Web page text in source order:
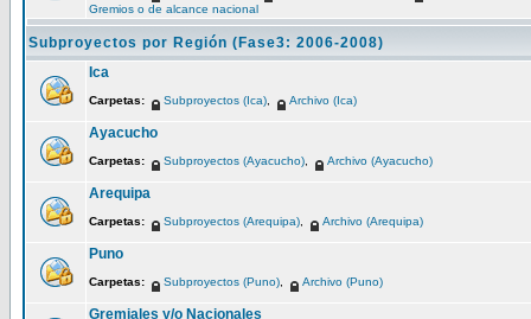
Gremios o de alcance nacional
Subproyectos por Región (Fase3: 2006-2008)
Ica
Carpetas: Subproyectos (Ica) Archivo (Ica)
Ayacucho
Carpetas: Subproyectos (Ayacucho) Archivo (Ayacucho)
Arequipa
Carpetas: Subproyectos (Arequipa) Archivo (Arequipa)
Puno
Carpetas: Subproyectos (Puno) Archivo (Puno)
Gremiales y/o Nacionales